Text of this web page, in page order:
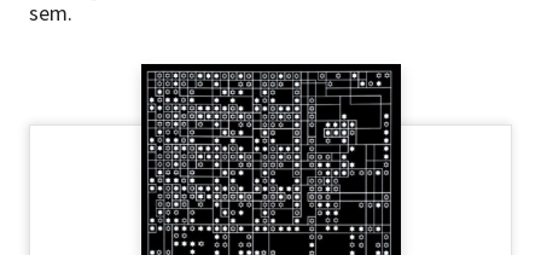
Hobbi, szabadidő
sem.